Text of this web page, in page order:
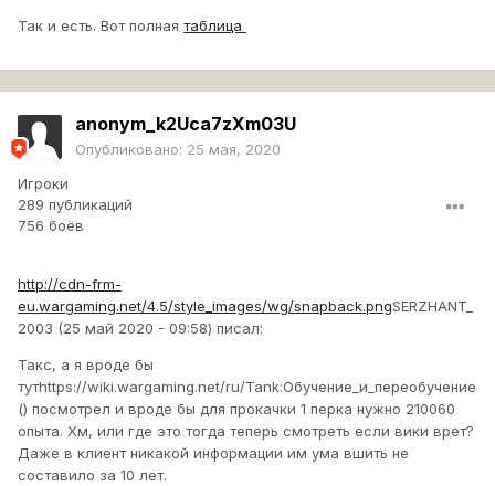
Так и есть. Вот полная таблица
anonym_k2Uca7zXm03U
Опубликовано: 25 мая, 2020
Игроки
289 публикаций
756 боёв
http://cdn-frm-
eu.wargaming.net/4.5/style_images/wg/snapback.pngSERZHANT_
2003 (25 май 2020 - 09:58) писал:
Такс, а я вроде бы
тутhttps://wiki.wargaming.net/ru/Tank:Обучение_и_переобучение
() посмотрел и вроде бы для прокачки 1 перка нужно 210060
опыта. Хм, или где это тогда теперь смотреть если вики врет?
Даже в клиент никакой информации им ума вшить не
составило за 10 лет.